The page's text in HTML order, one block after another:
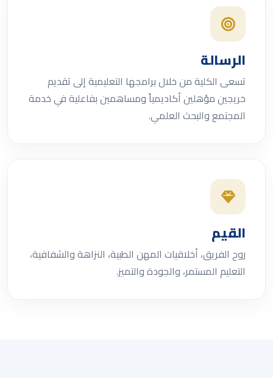
الرسالة
تسعى الكلية من خلال برامجها التعليمية إلى تقديم
خريجين مؤهلين أكاديمياً ومساهمين بفاعلية في خدمة
المجتمع والبحث العلمي.
القيم
روح الفريق، أخلاقيات المهن الطبية، النزاهة والشفافية،
التعليم المستمر، والجودة والتميز.